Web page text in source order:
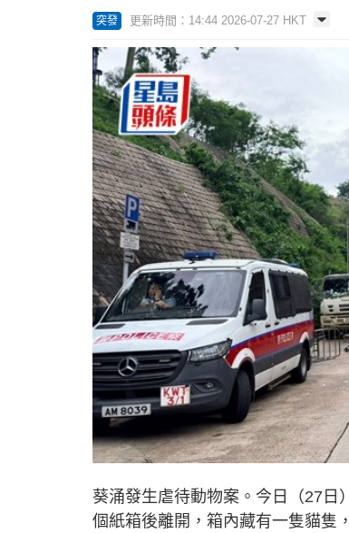
突發 更新時間：14:44 2026-07-27 HKT
葵涌發生虐待動物案。今日（27日
個紙箱後離開，箱內藏有一隻貓隻